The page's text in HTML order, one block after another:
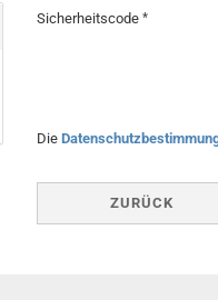
Sicherheitscode
Die
ZURÜCK